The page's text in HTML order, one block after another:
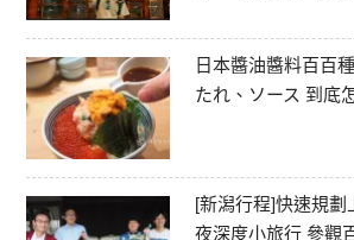
日本醬油醬料百百
たれ、ソース 到底
[新潟行程]快速規劃
夜深度小旅行 參觀